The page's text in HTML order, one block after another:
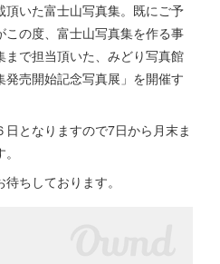
いた富士山写真集。既にご予
の度、富士山写真集を作る事
で担当頂いた、みどり写真館
売開始記念写真展」を開催す
となりますので7日から月末ま
ちしております。